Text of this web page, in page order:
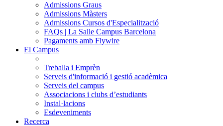
Admissions Graus
Admissions Màsters
Admissions Cursos d'Especialització
FAQs | La Salle Campus Barcelona
Pagaments amb Flywire
El Campus
Treballa i Emprèn
Serveis d'informació i gestió acadèmica
Serveis del campus
Associacions i clubs d’estudiants
Instal·lacions
Esdeveniments
Recerca